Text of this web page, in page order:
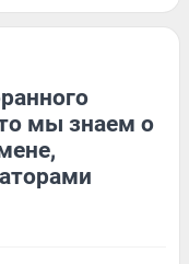
мы знаем о